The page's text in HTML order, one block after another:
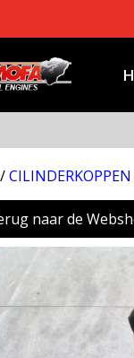
/CILINDERKOPPEN
naar de